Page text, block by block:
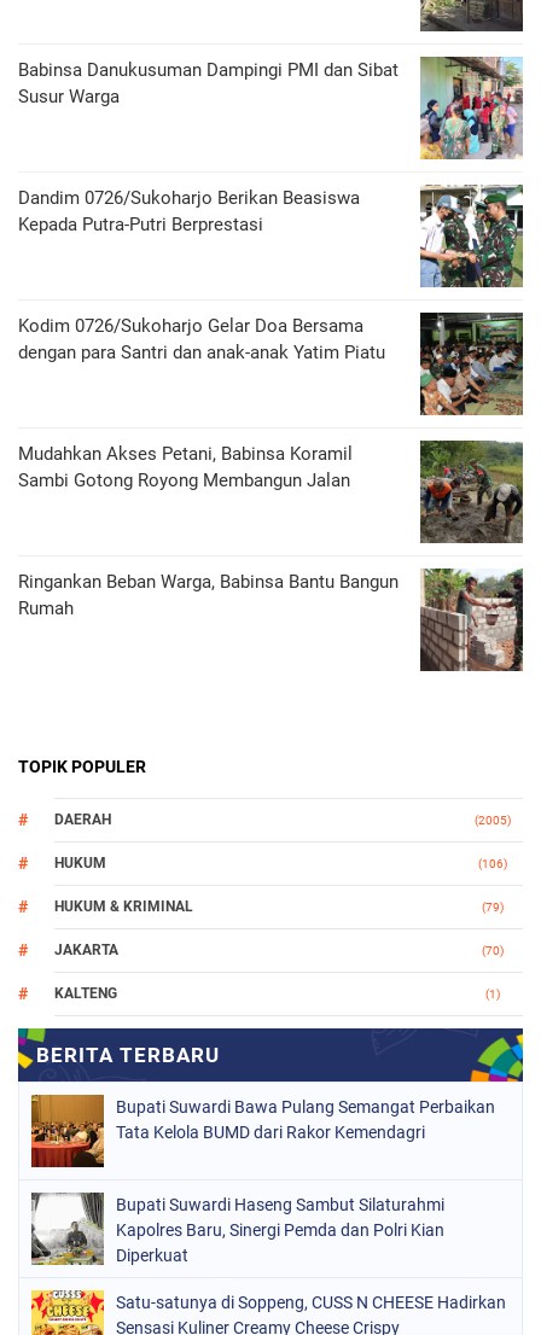
Babinsa Danukusuman Dampingi PMI dan Sibat
Susur Warga
Dandim 0726/Sukoharjo Berikan Beasiswa
Kepada Putra-Putri Berprestasi
Kodim 0726/Sukoharjo Gelar Doa Bersama
dengan para Santri dan anak-anak Yatim Piatu
Mudahkan Akses Petani, Babinsa Koramil
Sambi Gotong Royong Membangun Jalan
Ringankan Beban Warga, Babinsa Bantu Bangun
Rumah
TOPIK POPULER
DAERAH (2005)
HUKUM (106)
HUKUM & KRIMINAL (79)
JAKARTA (70)
KALTENG (1)
(78)
NASIONAL (748)
ORGANISASI
PERISTIWA
POLITIK
POLRI
SOPPENG (1149)
Bupati Suwardi Bawa Pulang Semangat Perbaikan
Tata Kelola BUMD dari Rakor Kemendagri
Bupati Suwardi Haseng Sambut Silaturahmi
Kapolres Baru, Sinergi Pemda dan Polri Kian
Diperkuat
Satu-satunya di Soppeng, CUSS N CHEESE Hadirkan
Sensasi Kuliner Creamy Cheese Crispy